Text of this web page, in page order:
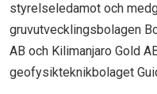
styrelseledamot och
gruvutvecklingsbolagen
AB och Kilimanjaro Gold
geofysikteknikbolaget